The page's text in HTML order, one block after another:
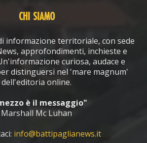
CHI SIAMO
informazione territoriale, con sede
approfondimenti, inchieste e
curiosa, audace e
distinguersi nel 'mare magnum'
dell'editoria online.
è il messaggio"
Marshall Mc Luhan
info@battipaglianews.it